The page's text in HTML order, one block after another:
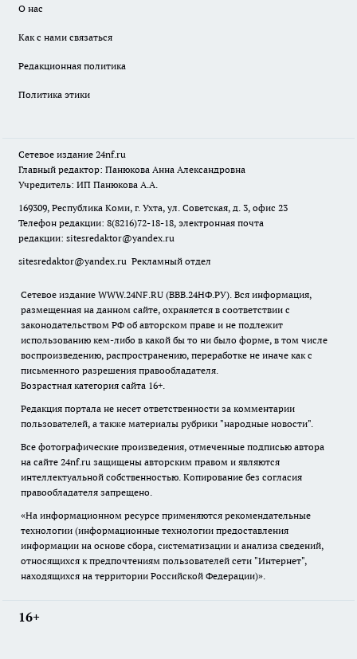
О нас
Как с нами связаться
Редакционная политика
Политика этики
Сетевое издание 24nf.ru
Главный редактор: Панюкова Анна Александровна
Учредитель: ИП Панюкова А.А.
169309, Республика Коми, г. Ухта, ул. Советская, д. 3, офис 23
Телефон редакции: 8(8216)72-18-18, электронная почта
редакции: sitesredaktor@yandex.ru
sitesredaktor@yandex.ru Рекламный отдел
Сетевое издание WWW.24NF.RU (ВВВ.24НФ.РУ). Вся информация,
размещенная на данном сайте, охраняется в соответствии с
законодательством РФ об авторском праве и не подлежит
использованию кем-либо в какой бы то ни было форме, в том числе
воспроизведению, распространению, переработке не иначе как с
письменного разрешения правообладателя.
Возрастная категория сайта 16+.
Редакция портала не несет ответственности за комментарии
пользователей, а также материалы рубрики "народные новости".
Все фотографические произведения, отмеченные подписью автора
на сайте 24nf.ru защищены авторским правом и являются
интеллектуальной собственностью. Копирование без согласия
правообладателя запрещено.
«На информационном ресурсе применяются рекомендательные
технологии (информационные технологии предоставления
информации на основе сбора, систематизации и анализа сведений,
относящихся к предпочтениям пользователей сети "Интернет",
находящихся на территории Российской Федерации)».
16+